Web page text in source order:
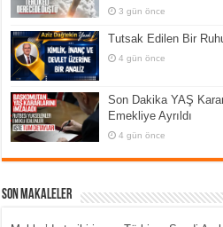
3 gün önce
Tutsak Edilen Bir
4 gün önce
Son Dakika YAŞ
Emekliye Ayrıldı
4 gün önce
Son Makaleler